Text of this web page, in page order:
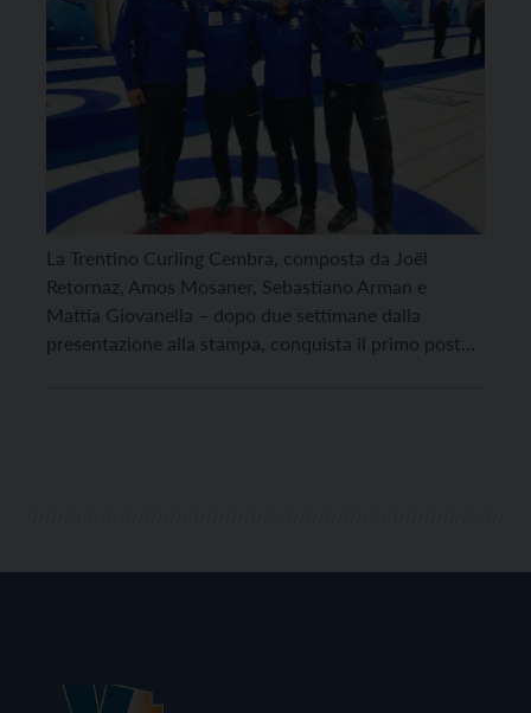
La Trentino Curling Cembra, composta da Joël
Retornaz, Amos Mosaner, Sebastiano Arman e
Mattia Giovanella – dopo due settimane dalla
presentazione alla stampa, conquista il primo posto